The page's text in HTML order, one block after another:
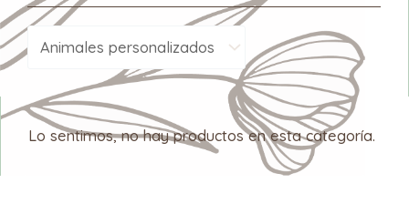
Lo sentimos, no hay productos en esta categoría.